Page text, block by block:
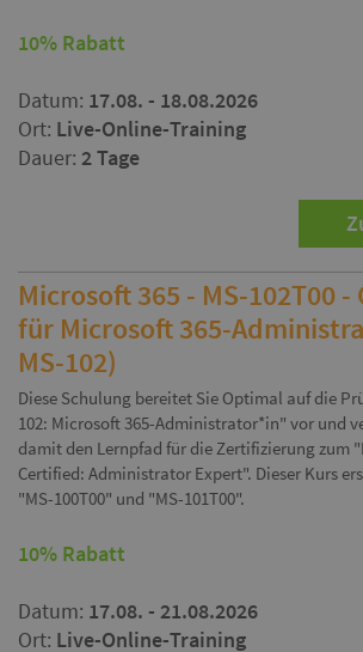
10% Rabatt
Datum: 17.08. - 18.08.2026
Ort: Live-Online-Training
Dauer: 2 Tage
Microsoft 365 - MS-102T00
für Microsoft 365-
MS-102)
Diese Schulung bereitet Sie Optimal auf die
102: Microsoft 365-Administrator*in" vor und
damit den Lernpfad für die Zertifizierung zum
Certified: Administrator Expert". Dieser Kurs
"MS-100T00" und "MS-101T00".
10% Rabatt
Datum: 17.08. - 21.08.2026
Ort: Live-Online-Training